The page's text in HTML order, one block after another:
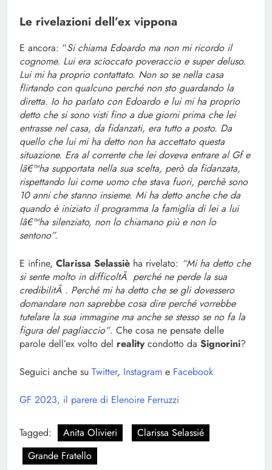
Le rivelazioni dell’ex vippona
E ancora: “Si chiama Edoardo ma non mi ricordo il
cognome. Lui era scioccato poveraccio e super deluso.
Lui mi ha proprio contattato. Non so se nella casa
flirtando con qualcuno perché non sto guardando la
diretta. Io ho parlato con Edoardo e lui mi ha proprio
detto che si sono visti fino a due giorni prima che lei
entrasse nel casa, da fidanzati, era tutto a posto. Da
quello che lui mi ha detto non ha accettato questa
situazione. Era al corrente che lei doveva entrare al Gf e
lâ€™ha supportata nella sua scelta, però da fidanzata,
rispettando lui come uomo che stava fuori, perchè sono
10 anni che stanno insieme. Mi ha detto anche che da
quando è iniziato il programma la famiglia di lei a lui
lâ€™ha silenziato, non lo chiamano più e non lo
sentono”.
E infine, Clarissa Selassiè ha rivelato: “Mi ha detto che
si sente molto in difficoltÃ perché ne perde la sua
credibilitÃ . Perché mi ha detto che se gli dovessero
domandare non saprebbe cosa dire perché vorrebbe
tutelare la sua immagine ma anche se stesso se no fa la
figura del pagliaccio”. Che cosa ne pensate delle
parole dell’ex volto del realitycondotto da Signorini?
Seguici anche su Twitter, Instagram e Facebook
GF 2023, il parere di Elenoire Ferruzzi
Tagged: Anita Olivieri
Clarissa Selassié
Grande Fratello